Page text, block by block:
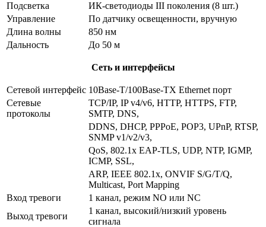
Подсветка
ИК-светодиоды III поколения (8 шт.)
Управление
По датчику освещенности, вручную
Длина волны
850 нм
Дальность
До 50 м
Сеть и интерфейсы
Сетевой интерфейс 10Base-T/100Base-TX Ethernet порт
Сетевые
протоколы
TCP/IP, IP v4/v6, HTTP, HTTPS, FTP,
SMTP, DNS,
DDNS, DHCP, PPPoE, POP3, UPnP, RTSP,
SNMP v1/v2/v3,
QoS, 802.1x EAP-TLS, UDP, NTP, IGMP,
ICMP, SSL,
ARP, IEEE 802.1x, ONVIF S/G/T/Q,
Multicast, Port Mapping
Вход тревоги
1 канал, режим NO или NC
Выход тревоги
1 канал, высокий/низкий уровень
сигнала